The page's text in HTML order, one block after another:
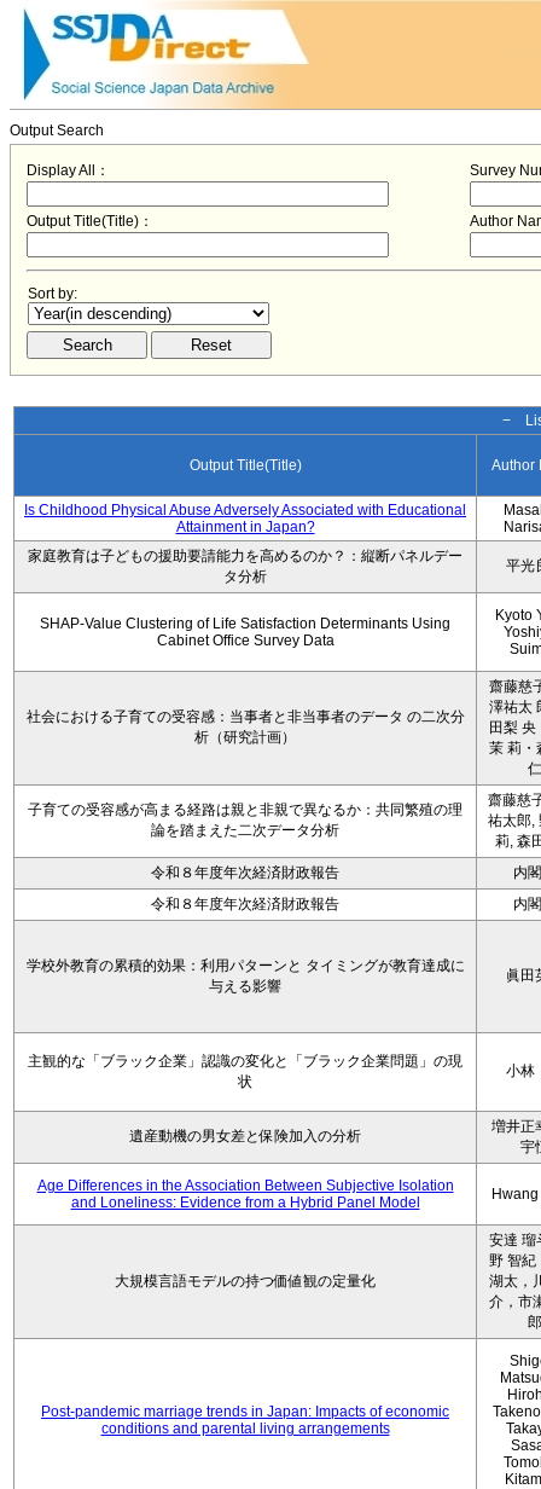
Output Search
Display All： Survey
Output Title(Title)： Author
Sort by:
−
Output Title(Title) Author
Is Childhood Physical Abuse Adversely Associated with Educational
Attainment in Japan?
家庭教育は子どもの援助要請能力を高めるのか？：縦断パネルデー
タ分析
平光
SHAP-Value Clustering of Life Satisfaction Determinants Using
Cabinet Office Survey Data
Kyoto
社会における子育ての受容感：当事者と非当事者のデータ の二次分
析（研究計画）
齋藤慈
澤祐太
田梨 央
茉 莉・
仁
子育ての受容感が高まる経路は親と非親で異なるか：共同繁殖の理
論を踏まえた二次データ分析
齋藤慈
祐太郎,
莉, 森
令和８年度年次経済財政報告
内
令和８年度年次経済財政報告
内
学校外教育の累積的効果：利用パターンと タイミングが教育達成に
与える影響
眞田
主観的な「ブラック企業」認識の変化と「ブラック企業問題」の現
状
小
遺産動機の男女差と保険加入の分析
増井正
宇
Age Differences in the Association Between Subjective Isolation
and Loneliness: Evidence from a Hybrid Panel Model
大規模言語モデルの持つ価値観の定量化
安達 瑠
野 智紀
湖太，
介，市
郎
Post-pandemic marriage trends in Japan: Impacts of economic
conditions and parental living arrangements